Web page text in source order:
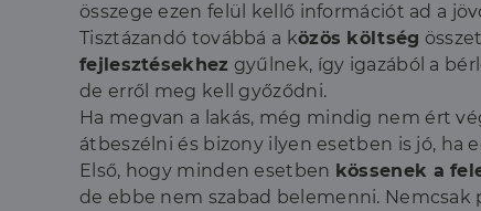
összege ezen felül kellő információt ad a
Tisztázandó továbbá a közös költség
fejlesztésekhez gyűlnek, így igazából a
de erről meg kell győződni.
Ha megvan a lakás, még mindig nem ért
átbeszélni és bizony ilyen esetben is jó, ha
Első, hogy minden esetben kössenek a
de ebbe nem szabad belemenni. Nemcsak